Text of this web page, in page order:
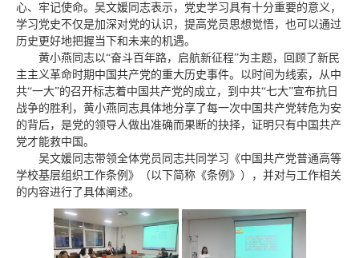
心、牢记使命。吴文媛同志表示，党史学习具有十分重要的意义，
学习党史不仅是加深对党的认识，提高党员思想觉悟，也可以通过
历史更好地把握当下和未来的机遇。
黄小燕同志以“奋斗百年路，启航新征程”为主题，回顾了新民
主主义革命时期中国共产党的重大历史事件。以时间为线索，从中
共“一大”的召开标志着中国共产党的成立，到中共“七大”宣布抗日
战争的胜利，黄小燕同志具体地分享了每一次中国共产党转危为安
的背后，是党的领导人做出准确而果断的抉择，证明只有中国共产
党才能救中国。
吴文媛同志带领全体党员同志共同学习《中国共产党普通高等
学校基层组织工作条例》（以下简称《条例》），并对与工作相关
的内容进行了具体阐述。